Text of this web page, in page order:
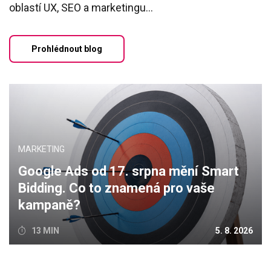
oblastí UX, SEO a marketingu...
Prohlédnout blog
MARKETING
Google Ads od 17. srpna mění Smart
Bidding. Co to znamená pro vaše
kampaně?
13 MIN 5. 8. 2026